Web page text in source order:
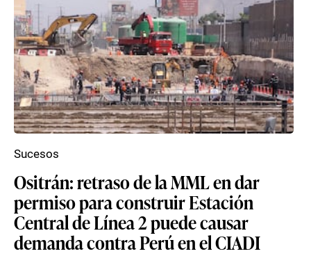
Ositrán: retraso de la MML en dar
permiso para construir Estación
Central de Línea 2 puede causar
demanda contra Perú en el CIADI
Sucesos